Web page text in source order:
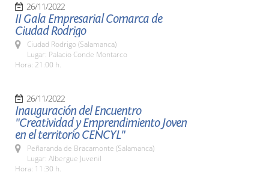
26/11/2022
II Gala Empresarial Comarca de
Ciudad Rodrigo
Ciudad Rodrigo (Salamanca)
Lugar: Palacio Conde Montarco
Hora: 21:00 h.
26/11/2022
Inauguración del Encuentro
"Creatividad y Emprendimiento Joven
en el territorio CENCYL"
Peñaranda de Bracamonte (Salamanca)
Lugar: Albergue Juvenil
Hora: 11:30 h.